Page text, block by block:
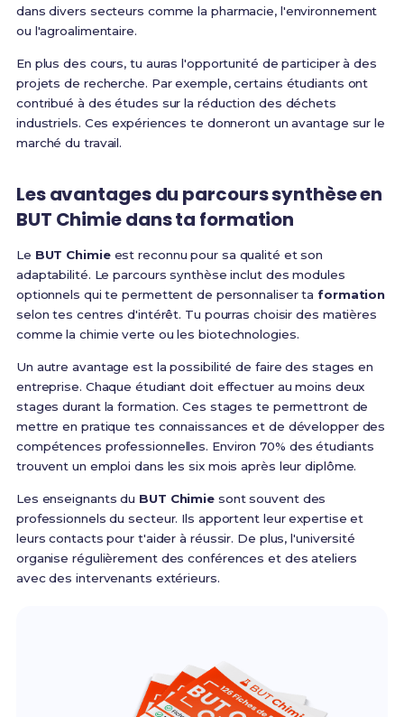
dans divers secteurs comme la pharmacie, l'environnement
ou l'agroalimentaire.
En plus des cours, tu auras l'opportunité de participer à des
projets de recherche. Par exemple, certains étudiants ont
contribué à des études sur la réduction des déchets
industriels. Ces expériences te donneront un avantage sur le
marché du travail.
Les avantages du parcours synthèse en
BUT Chimie dans ta formation
Le BUT Chimieest reconnu pour sa qualité et son
adaptabilité. Le parcours synthèse inclut des modules
optionnels qui te permettent de personnaliser taformation
selon tes centres d'intérêt. Tu pourras choisir des matières
comme la chimie verte ou les biotechnologies.
Un autre avantage est la possibilité de faire des stages en
entreprise. Chaque étudiant doit effectuer au moins deux
stages durant la formation. Ces stages te permettront de
mettre en pratique tes connaissances et de développer des
compétences professionnelles. Environ 70% des étudiants
trouvent un emploi dans les six mois après leur diplôme.
Les enseignants du BUT Chimie sont souvent des
professionnels du secteur. Ils apportent leur expertise et
leurs contacts pour t'aider à réussir. De plus, l'université
organise régulièrement des conférences et des ateliers
avec des intervenants extérieurs.